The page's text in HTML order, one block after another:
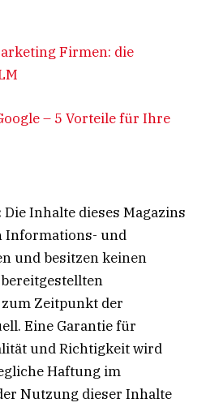
Firmen: die
– 5 Vorteile für Ihre
Die Inhalte dieses Magazins
Informations- und
und besitzen keinen
Zeitpunkt der
Eine Garantie für
und Richtigkeit wird
Haftung im
Nutzung dieser Inhalte